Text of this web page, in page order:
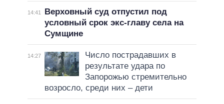
14:41
Верховный суд отпустил под
условный срок экс-главу села на
Сумщине
14:27
Число пострадавших в
результате удара по
Запорожью стремительно
возросло, среди них – дети